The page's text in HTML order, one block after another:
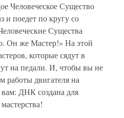
Человеческое Существо
и поедет по кругу со
Существа
Он же Мастер!» На этой
которые сядут в
на педали. И, чтобы вы не
работы двигателя на
ДНК создана для